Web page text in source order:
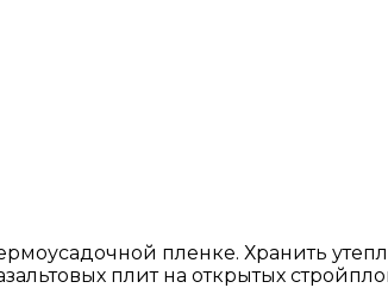
пленке. Хранить
плит на открытых